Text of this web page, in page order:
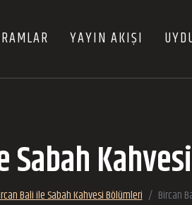
YAYIN AKIŞI
Bali ile Sabah Kahvesi Bölümleri Bircan